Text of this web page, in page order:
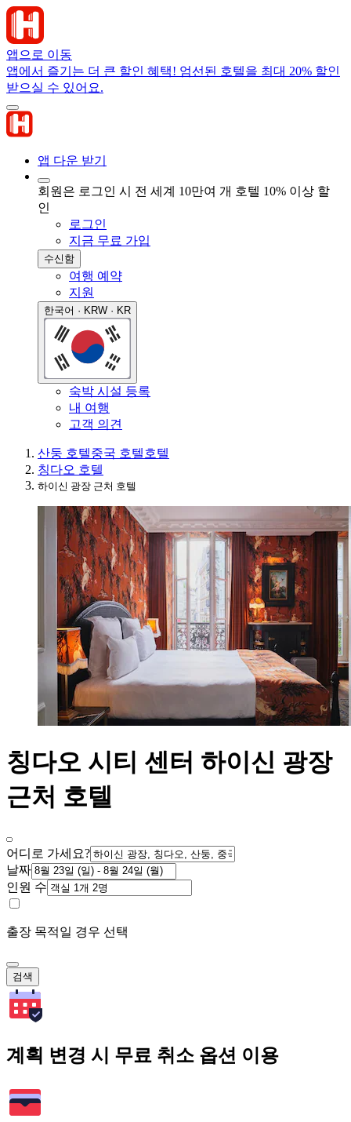
앱으로 이동
앱에서 즐기는 더 큰 할인 혜택! 엄선된 호텔을 최대 20% 할인
받으실 수 있어요.
앱 다운 받기
회원은 로그인 시 전 세계 10만여 개 호텔 10% 이상 할
인
로그인
지금 무료 가입
수신함
여행 예약
지원
한국어 · KRW · KR
숙박 시설 등록
내 여행
고객 의견
산둥 호텔중국 호텔호텔
칭다오 호텔
하이신 광장 근처 호텔
칭다오 시티 센터 하이신 광장
근처 호텔
어디로 가세요?
날짜
인원 수
출장 목적일 경우 선택
검색
계획 변경 시 무료 취소 옵션 이용